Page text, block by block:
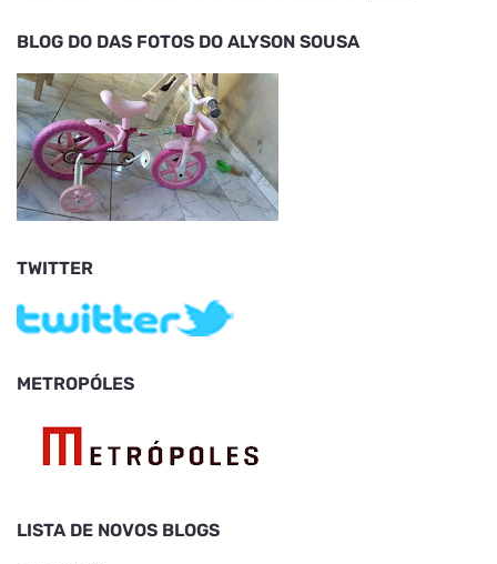
BLOG DO DAS FOTOS DO ALYSON SOUSA
TWITTER
METROPÓLES
LISTA DE NOVOS BLOGS